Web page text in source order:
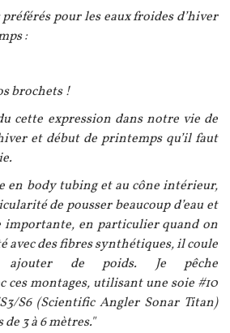
pour les eaux froides d’hiver
:
brochets !
cette expression dans notre vie de
et début de printemps qu’il faut
en body tubing et au cône intérieur,
de pousser beaucoup d’eau et
importante, en particulier quand on
avec des fibres synthétiques, il coule
ajouter de poids. Je pêche
ces montages, utilisant une soie #10
S6 (Scientific Angler Sonar Titan)
3 à 6 mètres."